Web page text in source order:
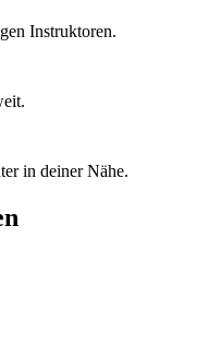
Instruktoren.
in deiner Nähe.